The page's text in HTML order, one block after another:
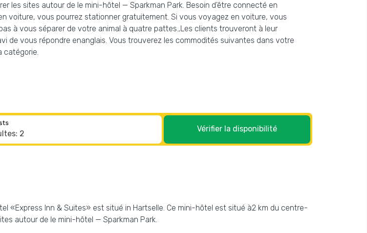
les sites autour de le mini-hôtel — Sparkman Park. Besoin d’être connecté en
voiture, vous pourrez stationner gratuitement. Si vous voyagez en voiture, vous
à vous séparer de votre animal à quatre pattes.,Les clients trouveront à leur
de vous répondre enanglais. Vous trouverez les commodités suivantes dans votre
catégorie.
Vérifier la disponibilité
«Express Inn & Suites» est situé in Hartselle. Ce mini-hôtel est situé à2 km du centre-
autour de le mini-hôtel — Sparkman Park.